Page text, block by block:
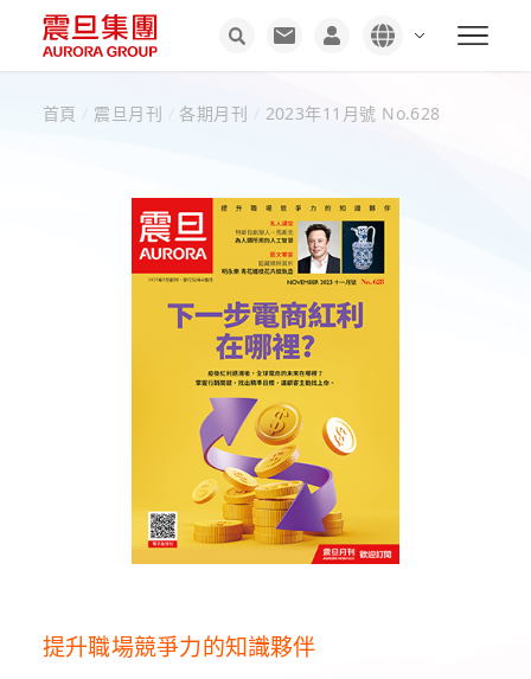
首頁 / 震旦月刊 / 各期月刊 / 2023年11月號 No.628
提升職場競爭力的知識夥伴